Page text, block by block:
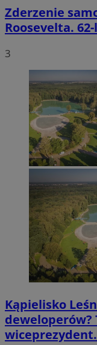
Zderzenie
Roosevelta.
3
Kąpielisko
deweloperów?
wiceprezydent.